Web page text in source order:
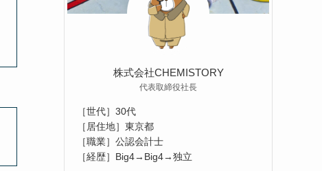
株式会社CHEMISTORY
代表取締役社長
［世代］30代
［居住地］東京都
［職業］公認会計士
［経歴］Big4→Big4→独立